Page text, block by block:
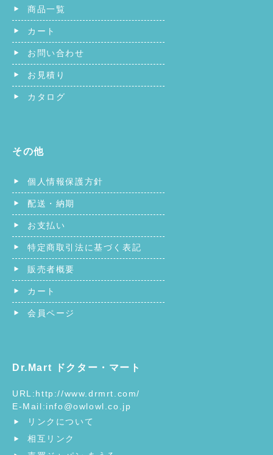
商品一覧
カート
お問い合わせ
お見積り
カタログ
その他
個人情報保護方針
配送・納期
お支払い
特定商取引法に基づく表記
販売者概要
カート
会員ページ
Dr.Mart ドクター・マート
URL:http://www.drmrt.com/
E-Mail:info@owlowl.co.jp
リンクについて
相互リンク